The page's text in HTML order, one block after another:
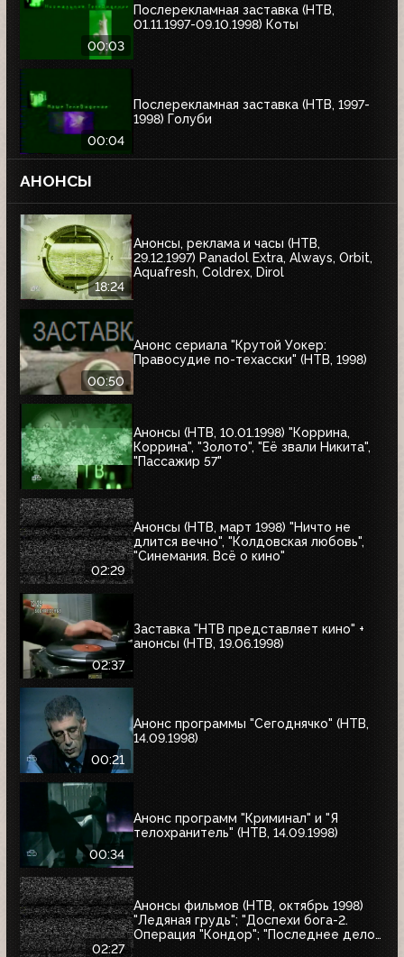
00:03
Послерекламная заставка (НТВ,
01.11.1997-09.10.1998) Коты
00:04
Послерекламная заставка (НТВ, 1997-
1998) Голуби
АНОНСЫ
18:24
Анонсы, реклама и часы (НТВ,
29.12.1997) Panadol Extra, Always, Orbit,
Aquafresh, Coldrex, Dirol
00:50
Анонс сериала "Крутой Уокер:
Правосудие по-техасски" (НТВ, 1998)
Анонсы (НТВ, 10.01.1998) "Коррина,
Коррина", "Золото", "Её звали Никита",
"Пассажир 57"
02:29
Анонсы (НТВ, март 1998) "Ничто не
длится вечно", "Колдовская любовь",
"Синемания. Всё о кино"
02:37
Заставка "НТВ представляет кино" +
анонсы (НТВ, 19.06.1998)
00:21
Анонс программы "Сегоднячко" (НТВ,
14.09.1998)
00:34
Анонс программ "Криминал" и "Я
телохранитель" (НТВ, 14.09.1998)
02:27
Анонсы фильмов (НТВ, октябрь 1998)
"Ледяная грудь"; "Доспехи бога-2.
Операция "Кондор"; "Последнее дело